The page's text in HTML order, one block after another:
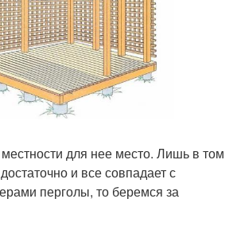
для нее место. Лишь в том
и все совпадает с
перголы, то беремся за